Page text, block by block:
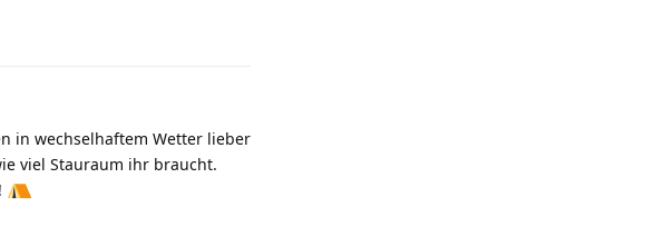
in wechselhaftem Wetter lieber
viel Stauraum ihr braucht.